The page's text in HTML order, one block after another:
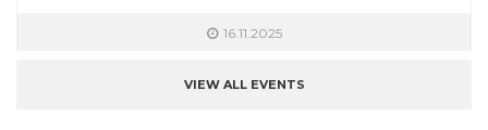
16.11.2025
VIEW ALL EVENTS